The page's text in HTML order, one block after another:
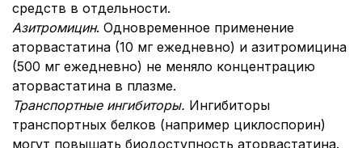
средств в отдельности.
Азитромицин. Одновременное применение
аторвастатина (10 мг ежедневно) и азитромицина
(500 мг ежедневно) не меняло концентрацию
аторвастатина в плазме.
Транспортные ингибиторы. Ингибиторы
транспортных белков (например циклоспорин)
могут повышать биодоступность аторвастатина.